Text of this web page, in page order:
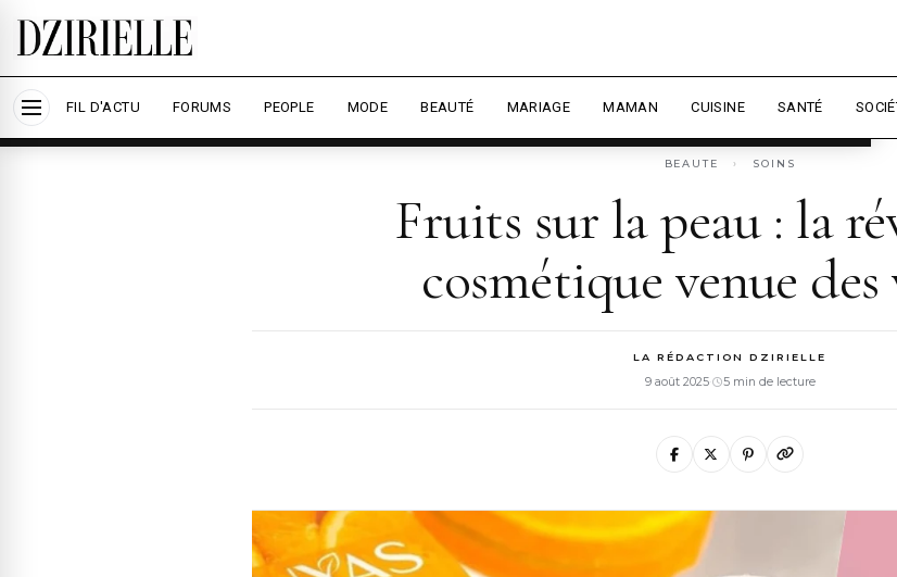
Nous utilisons des cookies pour améliorer votre expérience et mesurer l'audience.
Accepter tout Personnaliser
FIL D'ACTU FORUMS PEOPLE MODE BEAUTÉ MARIAGE MAMAN CUISINE SANTÉ
BEAUTE › SOINS
Fruits sur la peau : la
cosmétique venue des
LA RÉDACTION DZIRIELLE
9 août 2025· 5 min de lecture